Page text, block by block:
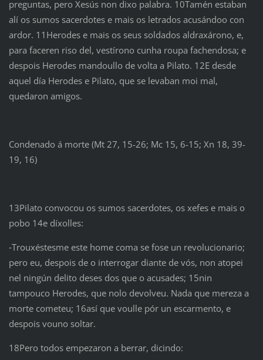
preguntas, pero Xesús non dixo palabra. 10Tamén estaban
alí os sumos sacerdotes e mais os letrados acusándoo con
ardor. 11Herodes e mais os seus soldados aldraxárono, e,
para faceren riso del, vestírono cunha roupa fachendosa; e
despois Herodes mandoullo de volta a Pilato. 12E desde
aquel día Herodes e Pilato, que se levaban moi mal,
quedaron amigos.
Condenado á morte (Mt 27, 15-26; Mc 15, 6-15; Xn 18, 39-
19, 16)
13Pilato convocou os sumos sacerdotes, os xefes e mais o
pobo 14e díxolles:
‑Trouxéstesme este home coma se fose un revolucionario;
pero eu, despois de o interrogar diante de vós, non atopei
nel ningún delito deses dos que o acusades; 15nin
tampouco Herodes, que nolo devolveu. Nada que mereza a
morte cometeu; 16así que voulle pór un escarmento, e
despois vouno soltar.
18Pero todos empezaron a berrar, dicindo: